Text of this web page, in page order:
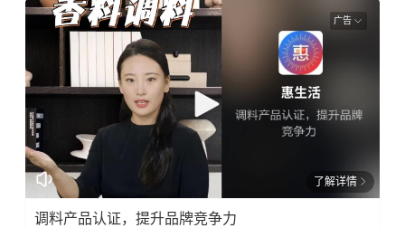
广告
了解详情
调料产品认证，提升品牌竞争力